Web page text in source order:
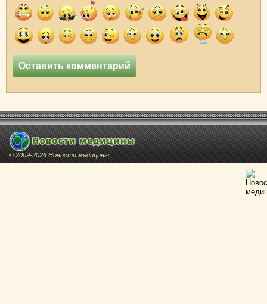
© 2009-2026 Новости медицины